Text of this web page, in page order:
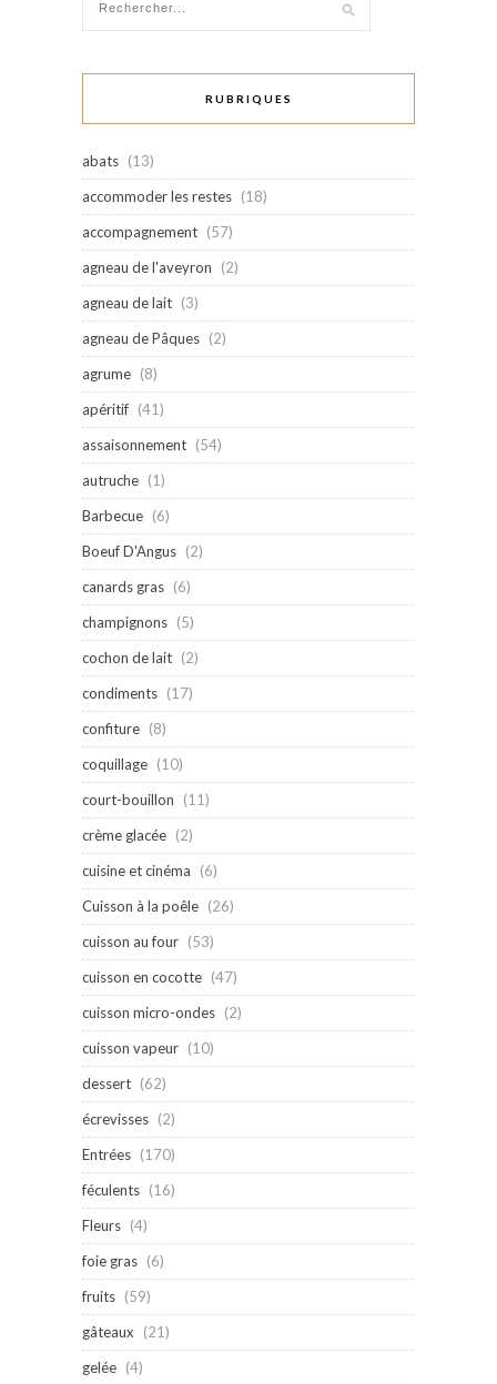
RUBRIQUES
abats (13)
accommoder les restes (18)
accompagnement (57)
agneau de l'aveyron
(2)
agneau de lait (3)
agneau de Pâques (2)
agrume (8)
apéritif (41)
assaisonnement (54)
autruche (1)
Barbecue (6)
Boeuf D'Angus (2)
canards gras (6)
champignons (5)
cochon de lait (2)
condiments (17)
confiture (8)
coquillage (10)
court-bouillon
(11)
crème glacée (2)
cuisine et cinéma
(6)
Cuisson à la poêle (26)
cuisson au four (53)
cuisson en cocotte (47)
cuisson micro-ondes (2)
cuisson vapeur (10)
dessert (62)
écrevisses (2)
Entrées (170)
féculents (16)
Fleurs (4)
foie gras (6)
fruits (59)
gâteaux
(21)
gelée (4)